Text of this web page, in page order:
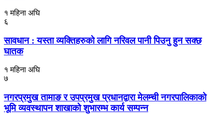
१ महिना अघि
६
सावधान : यस्ता व्यक्तिहरुको लागि नरिवल पानी पिउनु हुन सक्छ
घातक
१ महिना अघि
७
नगरप्रमुख तामाङ र उपप्रमुख प्रधानद्वारा मेलम्ची नगरपालिकाको
भूमि व्यवस्थापन शाखाको शुभारम्भ कार्य सम्पन्न